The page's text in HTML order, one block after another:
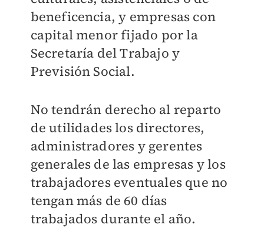
beneficencia, y empresas con
capital menor fijado por la
Secretaría del Trabajo y
Previsión Social.
No tendrán derecho al reparto
de utilidades los directores,
administradores y gerentes
generales de las empresas y los
trabajadores eventuales que no
tengan más de 60 días
trabajados durante el año.